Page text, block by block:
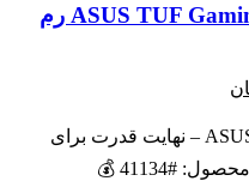
لپ‌تاپ استوک ASUS TUF Gaming F15 FX507 رم
199,000,000 تومان
است.
💻 لپتاپ ASUS TUF Gaming F15 FX507 – نهایت قدرت برای
#41134 💰